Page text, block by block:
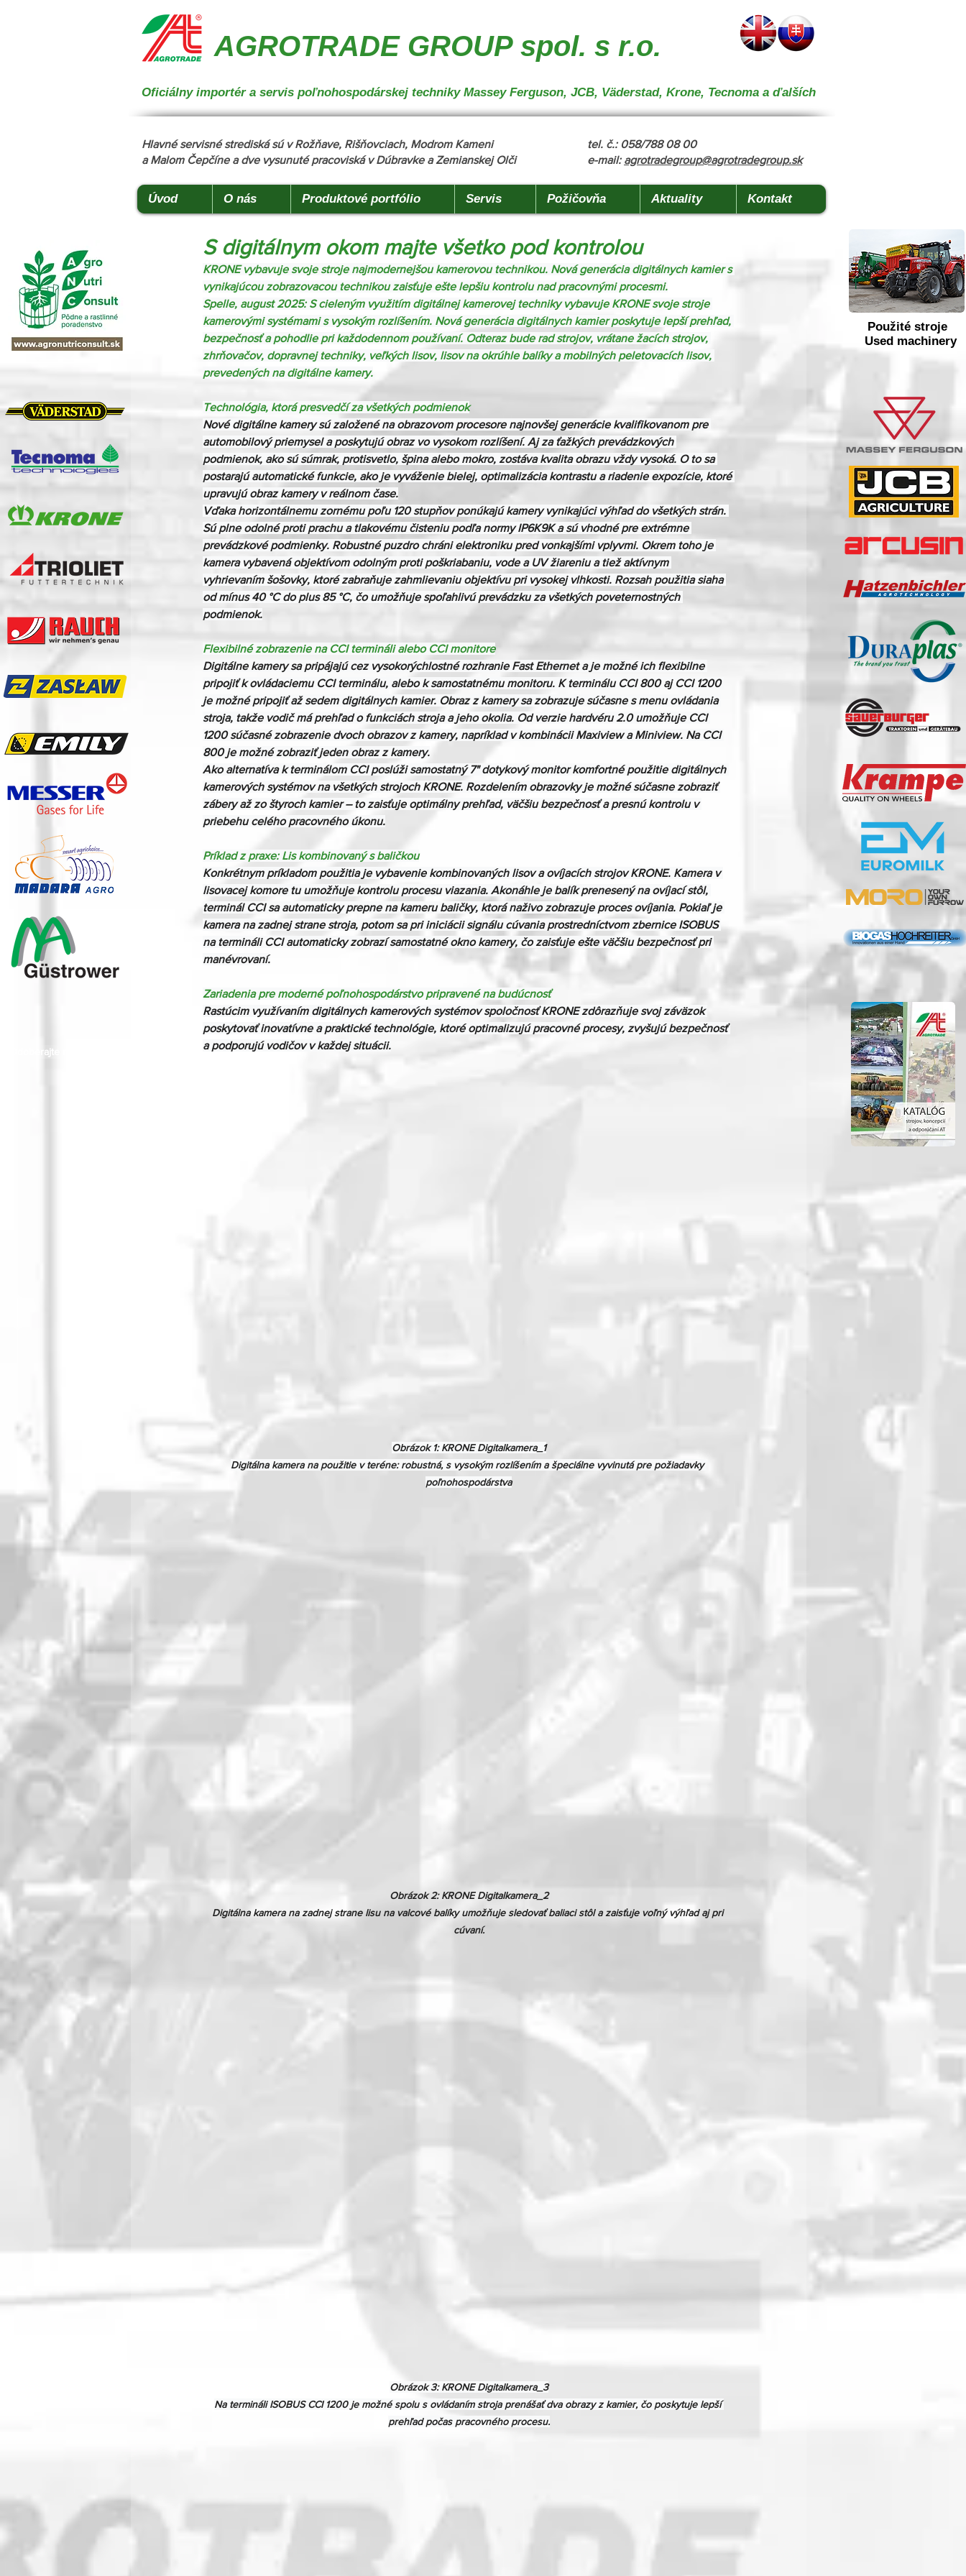
AGROTRADE GROUP spol. s r.o.
Oficiálny importér a servis poľnohospodárskej techniky Massey Ferguson, JCB, Väderstad, Krone, Tecnoma a ďalších
Hlavné servisné strediská sú v Rožňave, Rišňovciach, Modrom Kameni
a Malom Čepčíne a dve vysunuté pracoviská v Dúbravke a Zemianskej Olči
tel. č.: 058/788 08 00
e-mail: agrotradegroup@agrotradegroup.sk
Úvod O nás Produktové portfólio Servis Požičovňa Aktuality Kontakt
S digitálnym okom majte všetko pod kontrolou
KRONE vybavuje svoje stroje najmodernejšou kamerovou technikou. Nová generácia digitálnych kamier s
vynikajúcou zobrazovacou technikou zaisťuje ešte lepšiu kontrolu nad pracovnými procesmi.
Spelle, august 2025: S cieleným využitím digitálnej kamerovej techniky vybavuje KRONE svoje stroje
kamerovými systémami s vysokým rozlíšením. Nová generácia digitálnych kamier poskytuje lepší prehľad,
bezpečnosť a pohodlie pri každodennom používaní. Odteraz bude rad strojov, vrátane žacích strojov,
zhrňovačov, dopravnej techniky, veľkých lisov, lisov na okrúhle balíky a mobilných peletovacích lisov,
prevedených na digitálne kamery.
Technológia, ktorá presvedčí za všetkých podmienok
Nové digitálne kamery sú založené na obrazovom procesore najnovšej generácie kvalifikovanom pre
automobilový priemysel a poskytujú obraz vo vysokom rozlíšení. Aj za ťažkých prevádzkových
podmienok, ako sú súmrak, protisvetlo, špina alebo mokro, zostáva kvalita obrazu vždy vysoká. O to sa
postarajú automatické funkcie, ako je vyváženie bielej, optimalizácia kontrastu a riadenie expozície, ktoré
upravujú obraz kamery v reálnom čase.
Vďaka horizontálnemu zornému poľu 120 stupňov ponúkajú kamery vynikajúci výhľad do všetkých strán.
Sú plne odolné proti prachu a tlakovému čisteniu podľa normy IP6K9K a sú vhodné pre extrémne
prevádzkové podmienky. Robustné puzdro chráni elektroniku pred vonkajšími vplyvmi. Okrem toho je
kamera vybavená objektívom odolným proti poškriabaniu, vode a UV žiareniu a tiež aktívnym
vyhrievaním šošovky, ktoré zabraňuje zahmlievaniu objektívu pri vysokej vlhkosti. Rozsah použitia siaha
od mínus 40 °C do plus 85 °C, čo umožňuje spoľahlivú prevádzku za všetkých poveternostných
podmienok.
Flexibilné zobrazenie na CCI termináli alebo CCI monitore
Digitálne kamery sa pripájajú cez vysokorýchlostné rozhranie Fast Ethernet a je možné ich flexibilne
pripojiť k ovládaciemu CCI terminálu, alebo k samostatnému monitoru. K terminálu CCI 800 aj CCI 1200
je možné pripojiť až sedem digitálnych kamier. Obraz z kamery sa zobrazuje súčasne s menu ovládania
stroja, takže vodič má prehľad o funkciách stroja a jeho okolia. Od verzie hardvéru 2.0 umožňuje CCI
1200 súčasné zobrazenie dvoch obrazov z kamery, napríklad v kombinácii Maxiview a Miniview. Na CCI
800 je možné zobraziť jeden obraz z kamery.
Ako alternatíva k terminálom CCI poslúži samostatný 7" dotykový monitor komfortné použitie digitálnych
kamerových systémov na všetkých strojoch KRONE. Rozdelením obrazovky je možné súčasne zobraziť
zábery až zo štyroch kamier – to zaisťuje optimálny prehľad, väčšiu bezpečnosť a presnú kontrolu v
priebehu celého pracovného úkonu.
Príklad z praxe: Lis kombinovaný s baličkou
Konkrétnym príkladom použitia je vybavenie kombinovaných lisov a ovíjacích strojov KRONE. Kamera v
lisovacej komore tu umožňuje kontrolu procesu viazania. Akonáhle je balík prenesený na ovíjací stôl,
terminál CCI sa automaticky prepne na kameru baličky, ktorá naživo zobrazuje proces ovíjania. Pokiaľ je
kamera na zadnej strane stroja, potom sa pri iniciácii signálu cúvania prostredníctvom zbernice ISOBUS
na termináli CCI automaticky zobrazí samostatné okno kamery, čo zaisťuje ešte väčšiu bezpečnosť pri
manévrovaní.
Zariadenia pre moderné poľnohospodárstvo pripravené na budúcnosť
Rastúcim využívaním digitálnych kamerových systémov spoločnosť KRONE zdôrazňuje svoj záväzok
poskytovať inovatívne a praktické technológie, ktoré optimalizujú pracovné procesy, zvyšujú bezpečnosť
a podporujú vodičov v každej situácii.
Obrázok 1: KRONE Digitalkamera_1
Digitálna kamera na použitie v teréne: robustná, s vysokým rozlíšením a špeciálne vyvinutá pre požiadavky
poľnohospodárstva
Obrázok 2: KRONE Digitalkamera_2
Digitálna kamera na zadnej strane lisu na valcové balíky umožňuje sledovať baliaci stôl a zaisťuje voľný výhľad aj pri
cúvaní.
Obrázok 3: KRONE Digitalkamera_3
Na termináli ISOBUS CCI 1200 je možné spolu s ovládaním stroja prenášať dva obrazy z kamier, čo poskytuje lepší
prehľad počas pracovného procesu.
Použité stroje
Used machinery
Odoberajte naše novinky